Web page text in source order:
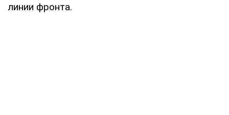
линии фронта.